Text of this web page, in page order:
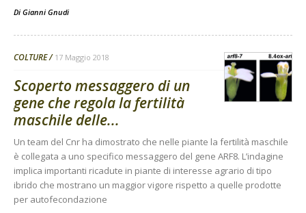
Di Gianni Gnudi
COLTURE 17 Maggio 2018
Scoperto messaggero di un
gene che regola la fertilità
maschile delle...
Un team del Cnr ha dimostrato che nelle piante la fertilità maschile
è collegata a uno specifico messaggero del gene ARF8. L’indagine
implica importanti ricadute in piante di interesse agrario di tipo
ibrido che mostrano un maggior vigore rispetto a quelle prodotte
per autofecondazione